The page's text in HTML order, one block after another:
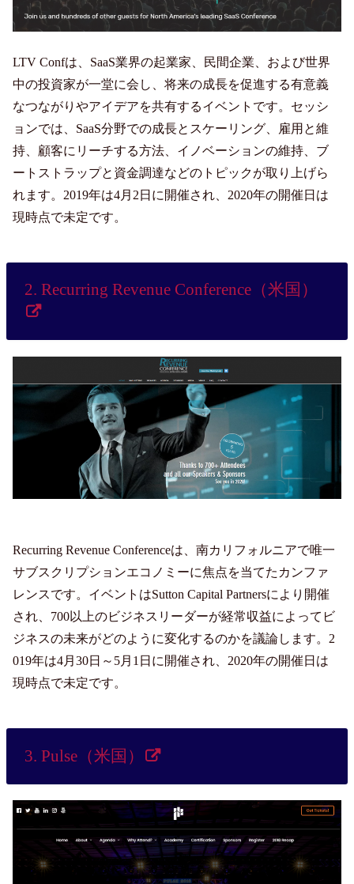
LTV Confは、SaaS業界の起業家、民間企業、および世界
中の投資家が一堂に会し、将来の成長を促進する有意義
なつながりやアイデアを共有するイベントです。セッシ
ョンでは、SaaS分野での成長とスケーリング、雇用と維
持、顧客にリーチする方法、イノベーションの維持、ブ
ートストラップと資金調達などのトピックが取り上げら
れます。2019年は4月2日に開催され、2020年の開催日は
現時点で未定です。
2. Recurring Revenue Conference（米国）
Recurring Revenue Conferenceは、南カリフォルニアで唯一
サブスクリプションエコノミーに焦点を当てたカンファ
レンスです。イベントはSutton Capital Partnersにより開催
され、700以上のビジネスリーダーが経常収益によってビ
ジネスの未来がどのように変化するのかを議論します。2
019年は4月30日～5月1日に開催され、2020年の開催日は
現時点で未定です。
3. Pulse（米国）